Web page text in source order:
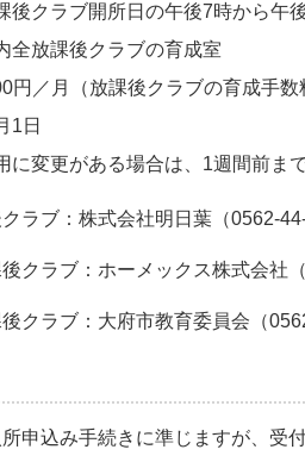
クラブ開所日の午後7時から午
放課後クラブの育成室
／月（放課後クラブの育成手数
1日
変更がある場合は、1週間前ま
：株式会社明日葉（0562-44-
ブ：ホーメックス株式会社（
ブ：大府市教育委員会（
申込み手続きに準じますが、受